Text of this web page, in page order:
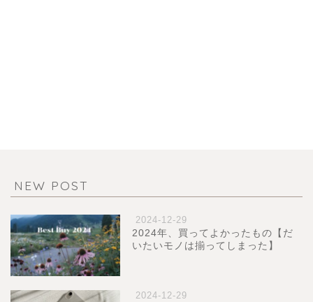
NEW POST
2024-12-29
2024年、買ってよかったもの【だ
いたいモノは揃ってしまった】
2024-12-29